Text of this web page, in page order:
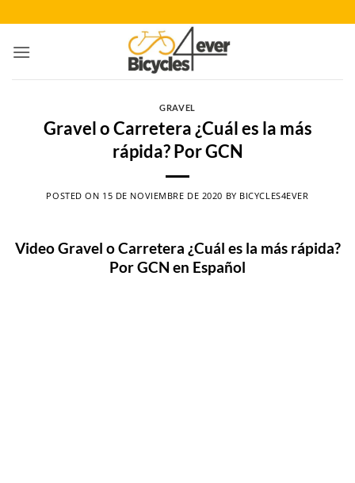
al
contenido
GRAVEL
Gravel o Carretera ¿Cuál es la más
rápida? Por GCN
POSTED ON 15 DE NOVIEMBRE DE 2020 BY BICYCLES4EVER
Video Gravel o Carretera ¿Cuál es la más rápida?
Por GCN en Español